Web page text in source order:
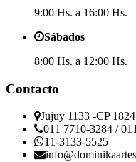
9:00 Hs. a 16:00 Hs.
Sábados
8:00 Hs. a 12:00 Hs.
Contacto
Jujuy 1133 -CP
011 7710-3284 /
11-3133-5525